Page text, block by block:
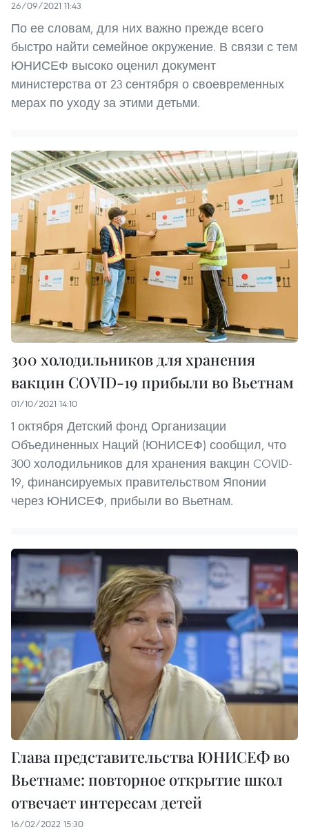
26/09/2021 11:43
По ее словам, для них важно прежде всего
быстро найти семейное окружение. В связи с тем
ЮНИСЕФ высоко оценил документ
министерства от 23 сентября о своевременных
мерах по уходу за этими детьми.
300 холодильников для хранения
вакцин COVID-19 прибыли во Вьетнам
01/10/2021 14:10
1 октября Детский фонд Организации
Объединенных Наций (ЮНИСЕФ) сообщил, что
300 холодильников для хранения вакцин COVID-
19, финансируемых правительством Японии
через ЮНИСЕФ, прибыли во Вьетнам.
Глава представительства ЮНИСЕФ во
Вьетнаме: повторное открытие школ
отвечает интересам детей
16/02/2022 15:30